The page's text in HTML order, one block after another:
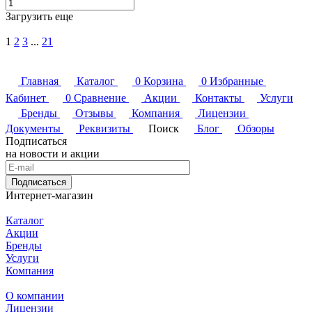
Загрузить еще
1 2 3 ... 21
Главная Каталог 0 Корзина 0 Избранные
Кабинет
0 Сравнение Акции Контакты
Услуги
Бренды
Отзывы Компания
Лицензии
Документы
Реквизиты Поиск Блог
Обзоры
Подписаться
на новости и акции
Подписаться
Интернет-магазин
Каталог
Акции
Бренды
Услуги
Компания
О компании
Лицензии